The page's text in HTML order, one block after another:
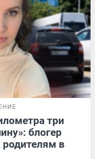
три
блогер
родителям в